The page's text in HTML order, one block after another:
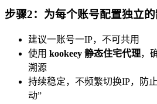
步骤2：为每个账号配置独立
建议一账号一IP，不可共用
使用 kookeey 静态住宅代理，
溯源
持续稳定，不频繁切换IP，防
动”